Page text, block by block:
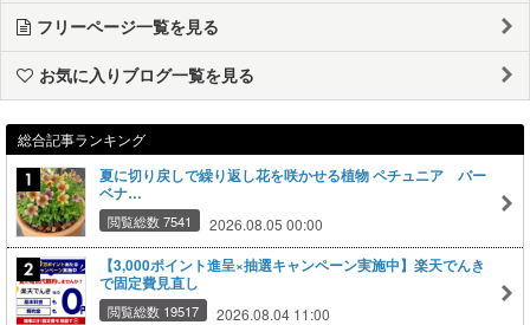
フリーページ一覧を見る
お気に入りブログ一覧を見る
総合記事ランキング
夏に切り戻しで繰り返し花を咲かせる植物 ペチュニア バー
ベナ…
閲覧総数 7541 2026.08.05 00:00
【3,000ポイント進呈×抽選キャンペーン実施中】楽天でんき
で固定費見直し
閲覧総数 19517 2026.08.04 11:00